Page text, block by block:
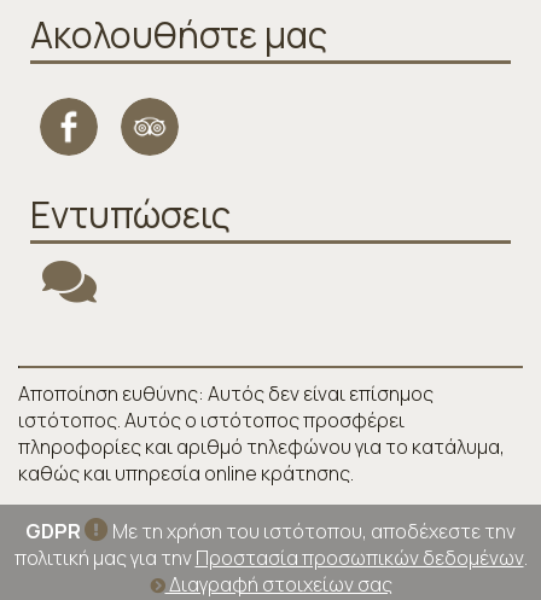
Ακολουθήστε μας
Εντυπώσεις
Αποποίηση ευθύνης: Αυτός δεν είναι επίσημος
ιστότοπος. Αυτός ο ιστότοπος προσφέρει
πληροφορίες και αριθμό τηλεφώνου για το κατάλυμα,
καθώς και υπηρεσία online κράτησης.
GDPR
Με τη χρήση του ιστότοπου, αποδέχεστε την
πολιτική μας για τηνΠροστασία προσωπικών δεδομένων.
Διαγραφή στοιχείων σας